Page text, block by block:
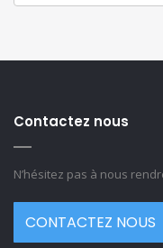
Contactez nous
N’hésitez pas à nous
CONTACTEZ NOUS